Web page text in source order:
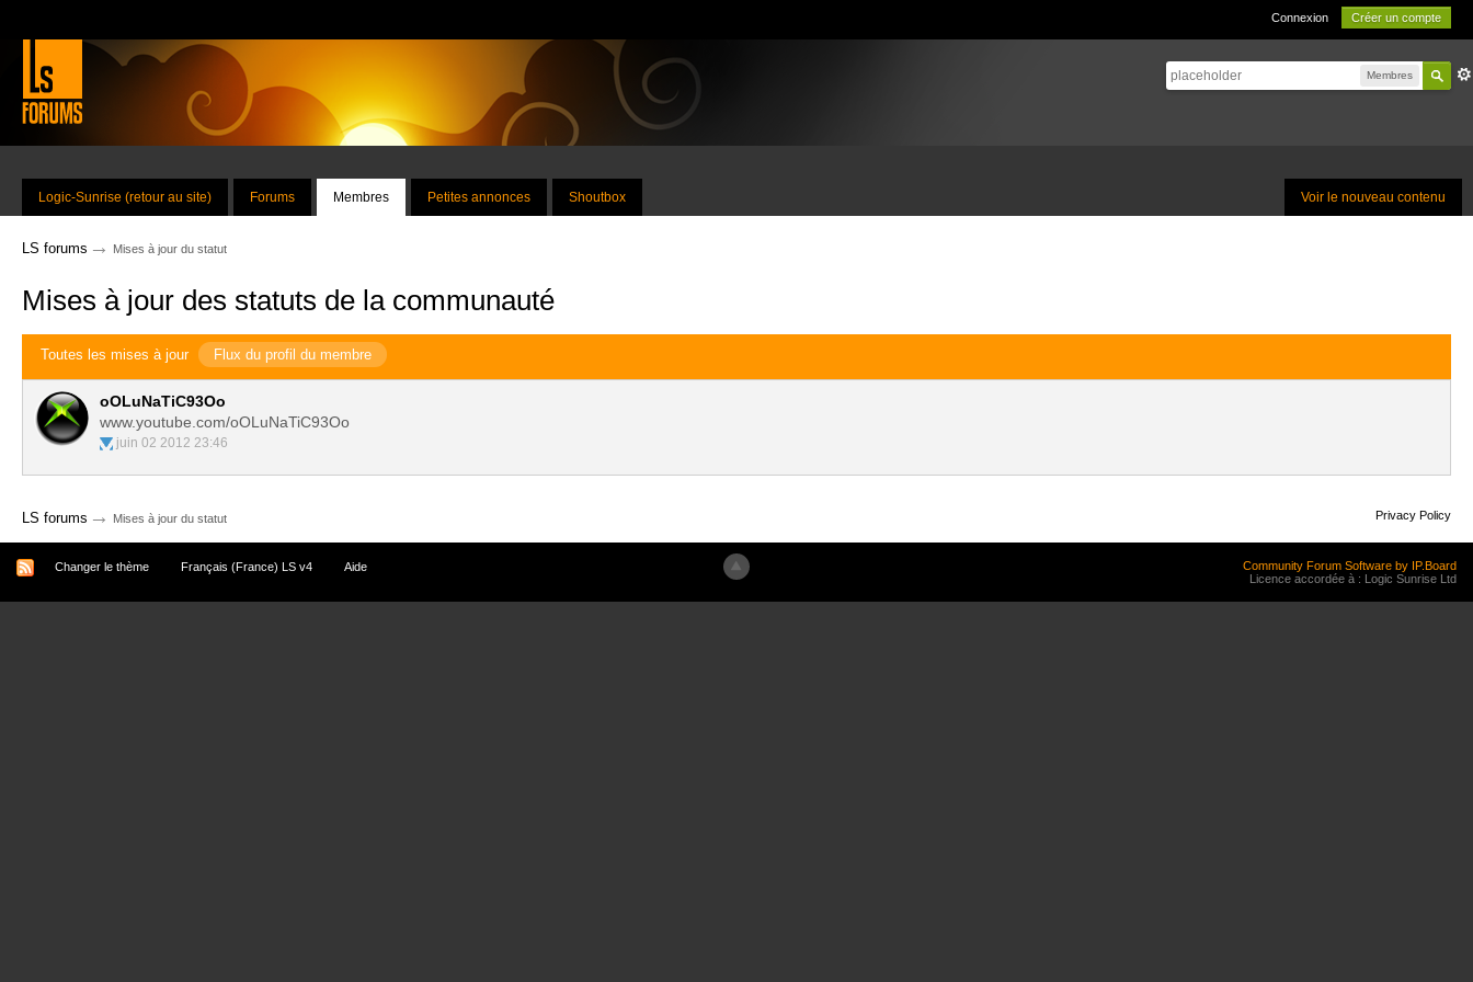
Connexion Créer un compte
Membres
Voir le nouveau contenu
Logic-Sunrise (retour au site) Forums Membres Petites annonces Shoutbox
LS forums → Mises à jour du statut
Mises à jour des statuts de la communauté
Toutes les mises à jour Flux du profil du membre
oOLuNaTiC93Oo
www.youtube.com/oOLuNaTiC93Oo
juin 02 2012 23:46
LS forums → Mises à jour du statut Privacy Policy
Changer le thème Français (France) LS v4 Aide
Community Forum Software by IP.Board
Licence accordée à : Logic Sunrise Ltd